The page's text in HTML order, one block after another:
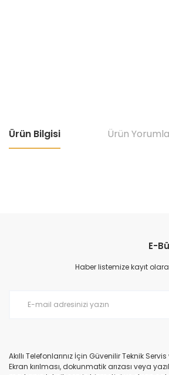
Ürün Bilgisi Ürün
Ürün resmi kalitesiz, bozuk veya
Ürün açıklamasında eksik bilgiler
E-
Haber listemize kayıt
Akıllı Telefonlarınız İçin Güvenilir Teknik
Ekran kırılması, dokunmatik arızası veya